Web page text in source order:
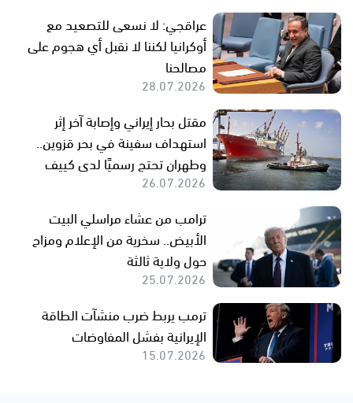
عراقجي: لا نسعى للتصعيد مع
أوكرانيا لكننا لا نقبل أي هجوم على
مصالحنا
28.07.2026
مقتل بحار إيراني وإصابة آخر إثر
استهداف سفينة في بحر قزوين..
وطهران تحتج رسميًا لدى كييف
26.07.2026
ترامب من عشاء مراسلي البيت
الأبيض.. سخرية من الإعلام ومزاح
حول ولاية ثالثة
25.07.2026
ترمب يربط ضرب منشآت الطاقة
الإيرانية بفشل المفاوضات
15.07.2026